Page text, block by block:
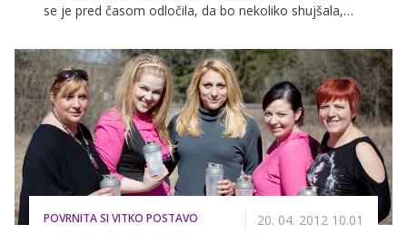
se je pred časom odločila, da bo nekoliko shujšala,
bolj samozavestna. Lotila se je hujšanja in izgubila kar
16 kilogramov! Se še spomnite, kaj je bil njen ključ do
uspeha?
POVRNITA SI VITKO POSTAVO 20. 04. 2012 10.01